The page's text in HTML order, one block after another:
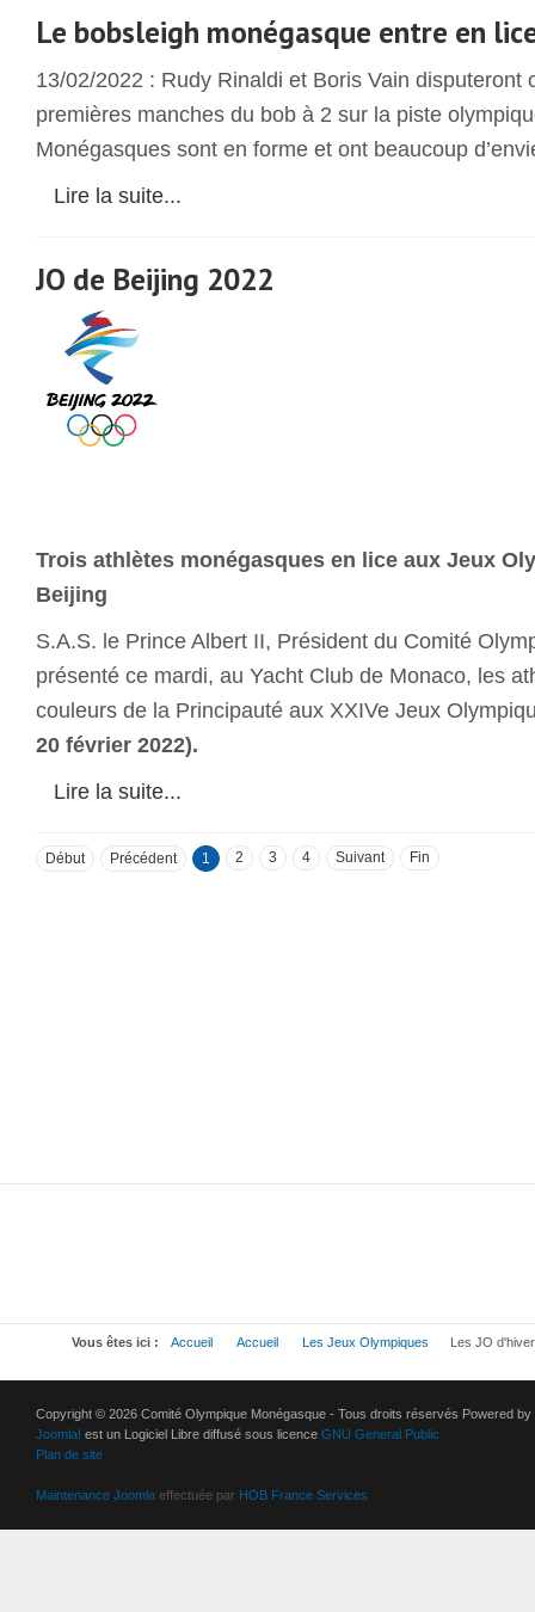
Le bobsleigh monégasque entre en
13/02/2022 : Rudy Rinaldi et Boris Vain disputeront
premières manches du bob à 2 sur la piste
Monégasques sont en forme et ont beaucoup
Lire la suite...
JO de Beijing 2022
Trois athlètes monégasques en lice aux Jeux
Beijing
S.A.S. le Prince Albert II, Président du Comité
présenté ce mardi, au Yacht Club de Monaco, les
couleurs de la Principauté aux XXIVe Jeux
20 février 2022).
Lire la suite...
Début Précédent 1 2 3 4 Suivant Fin
Vous êtes ici : Accueil Accueil Les Jeux Olympiques Les JO d'hiver
Copyright © 2026 Comité Olympique Monégasque - Tous droits réservés Powered by
Joomla! est un Logiciel Libre diffusé sous licence GNU General Public
Plan de site
Maintenance Joomla effectuée par HOB France Services